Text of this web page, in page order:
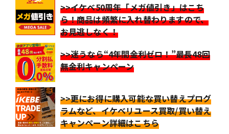
>>イケベ50周年「メガ値引き」はこち
ら！商品は頻繁に入れ替わりますので、
お見逃しなく！
>>迷うなら“4年間金利ゼロ！”最長48回
無金利キャンペーン
>>更にお得に購入可能な買い替えプログ
ラムなど、イケベリユース買取/買い替え
キャンペーン詳細はこちら